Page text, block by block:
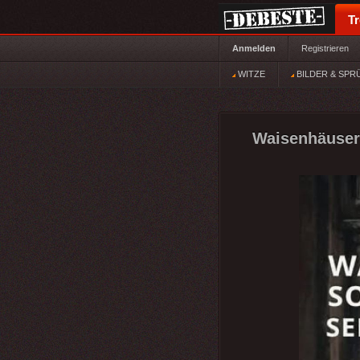
Anmelden Registrieren
WITZE BILDER &